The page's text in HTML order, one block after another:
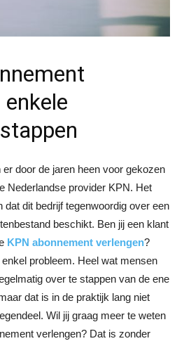
door de jaren heen voor gekozen
Nederlandse provider KPN. Het
dit bedrijf tegenwoordig over een
beschikt. Ben jij een klant
KPN abonnement verlengen?
probleem. Heel wat mensen
over te stappen van de ene
dat is in de praktijk lang niet
Wil jij graag meer te weten
verlengen? Dat is zonder